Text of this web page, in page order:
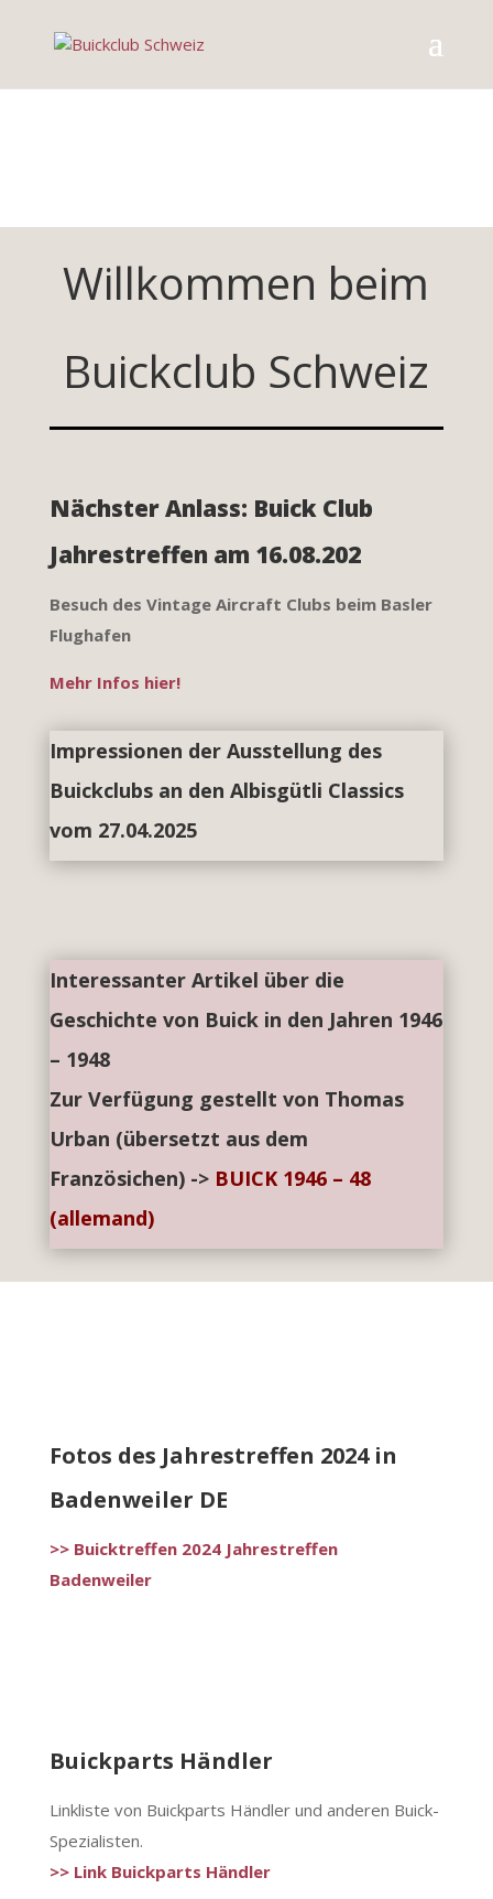
Willkommen beim
Buickclub Schweiz
Nächster Anlass: Buick Club
Jahrestreffen am 16.08.202
Besuch des Vintage Aircraft Clubs beim Basler
Flughafen
Mehr Infos hier!
Impressionen der Ausstellung des
Buickclubs an den Albisgütli Classics
vom 27.04.2025
Interessanter Artikel über die
Geschichte von Buick in den Jahren 1946
– 1948
Zur Verfügung gestellt von Thomas
Urban (übersetzt aus dem
Französichen) -> BUICK 1946 – 48
(allemand)
Fotos des Jahrestreffen 2024 in
Badenweiler DE
>> Buicktreffen 2024 Jahrestreffen
Badenweiler
Buickparts Händler
Linkliste von Buickparts Händler und anderen Buick-
Spezialisten.
>> Link Buickparts Händler